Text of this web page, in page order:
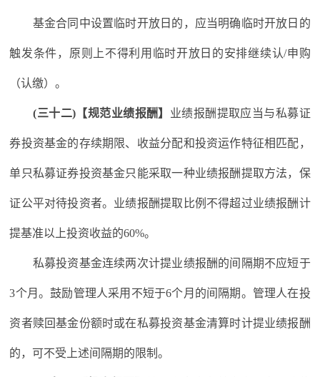
基金合同中设置临时开放日的，应当明确临时开放日的
触发条件，原则上不得利用临时开放日的安排继续认/申购
（认缴）。
(三十二)【规范业绩报酬】 业绩报酬提取应当与私募证
券投资基金的存续期限、收益分配和投资运作特征相匹配，
单只私募证券投资基金只能采取一种业绩报酬提取方法，保
证公平对待投资者。业绩报酬提取比例不得超过业绩报酬计
提基准以上投资收益的60%。
私募投资基金连续两次计提业绩报酬的间隔期不应短于
3个月。鼓励管理人采用不短于6个月的间隔期。管理人在投
资者赎回基金份额时或在私募投资基金清算时计提业绩报酬
的，可不受上述间隔期的限制。